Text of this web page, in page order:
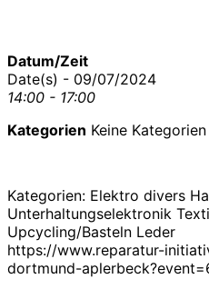
Datum/Zeit
Date(s) - 09/07/2024
14:00 - 17:00
Kategorien Keine Kategorien
Kategorien: Elektro divers
Unterhaltungselektronik
Upcycling/Basteln Leder
https://www.reparatur-
dortmund-